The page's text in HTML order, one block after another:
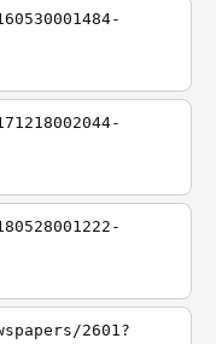
2601?